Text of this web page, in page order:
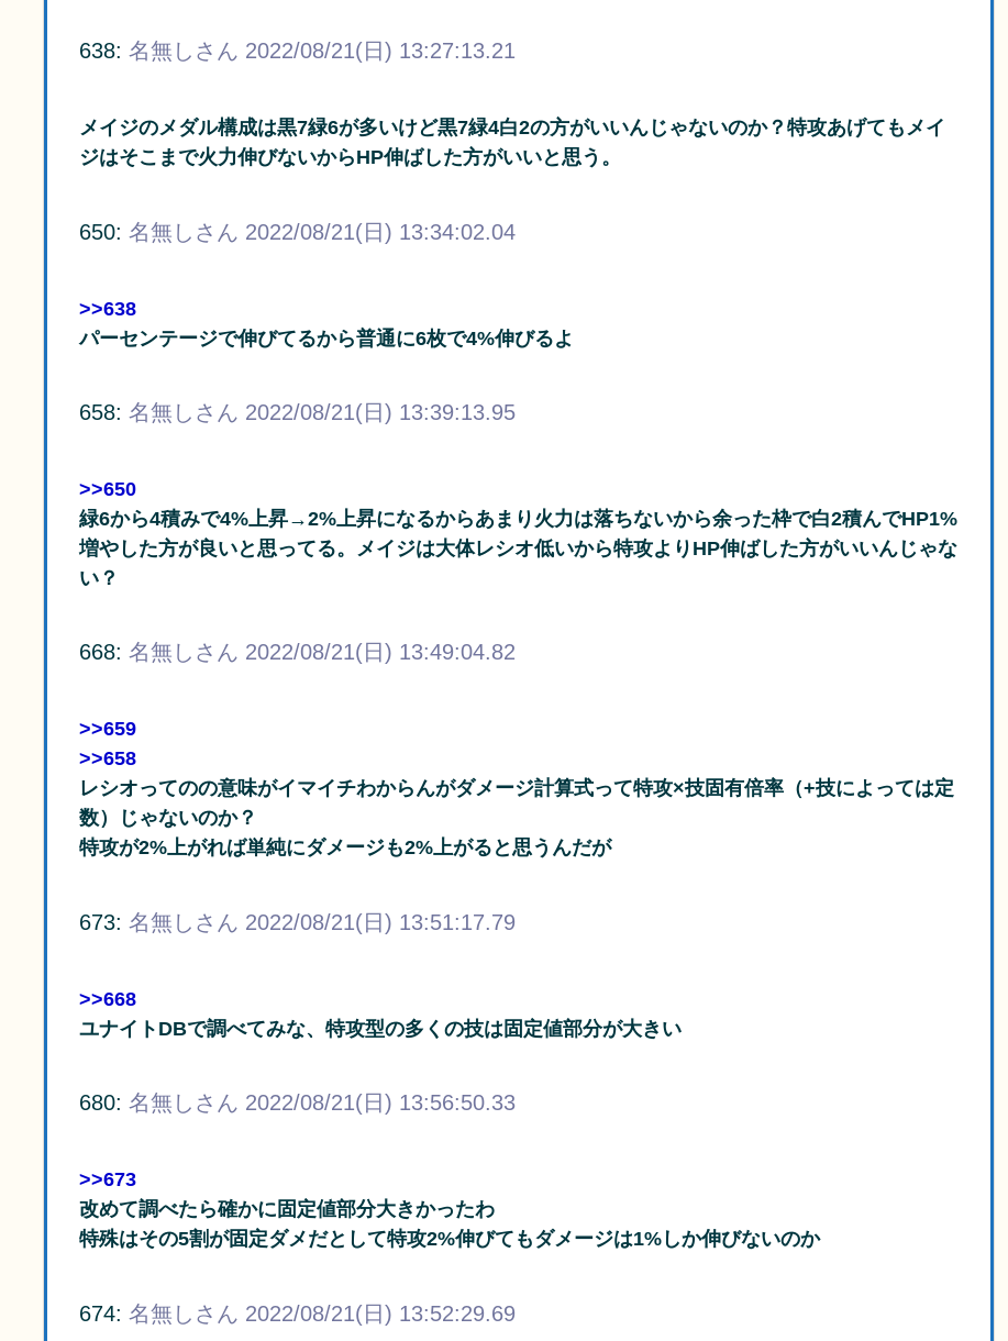
638: 名無しさん 2022/08/21(日) 13:27:13.21
メイジのメダル構成は黒7緑6が多いけど黒7緑4白2の方がいいんじゃないのか？特攻あげてもメイ
ジはそこまで火力伸びないからHP伸ばした方がいいと思う。
650: 名無しさん 2022/08/21(日) 13:34:02.04
>>638
パーセンテージで伸びてるから普通に6枚で4%伸びるよ
658: 名無しさん 2022/08/21(日) 13:39:13.95
>>650
緑6から4積みで4%上昇→2%上昇になるからあまり火力は落ちないから余った枠で白2積んでHP1%
増やした方が良いと思ってる。メイジは大体レシオ低いから特攻よりHP伸ばした方がいいんじゃな
い？
668: 名無しさん 2022/08/21(日) 13:49:04.82
>>659
>>658
レシオってのの意味がイマイチわからんがダメージ計算式って特攻×技固有倍率（+技によっては定
数）じゃないのか？
特攻が2%上がれば単純にダメージも2%上がると思うんだが
673: 名無しさん 2022/08/21(日) 13:51:17.79
>>668
ユナイトDBで調べてみな、特攻型の多くの技は固定値部分が大きい
680: 名無しさん 2022/08/21(日) 13:56:50.33
>>673
改めて調べたら確かに固定値部分大きかったわ
特殊はその5割が固定ダメだとして特攻2%伸びてもダメージは1%しか伸びないのか
674: 名無しさん 2022/08/21(日) 13:52:29.69